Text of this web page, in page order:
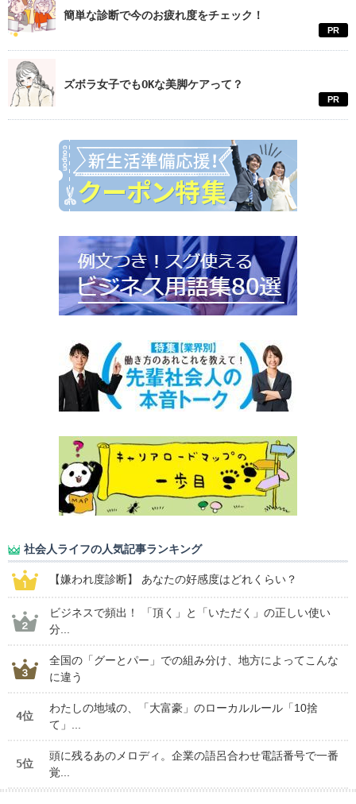
簡単な診断で今のお疲れ度をチェック！
PR
ズボラ女子でもOKな美脚ケアって？
PR
社会人ライフの人気記事ランキング
【嫌われ度診断】 あなたの好感度はどれくらい？
ビジネスで頻出！ 「頂く」と「いただく」の正しい使い
分...
全国の「グーとパー」での組み分け、地方によってこんな
に違う
4位
わたしの地域の、「大富豪」のローカルルール「10捨
て」...
5位
頭に残るあのメロディ。企業の語呂合わせ電話番号で一番
覚...